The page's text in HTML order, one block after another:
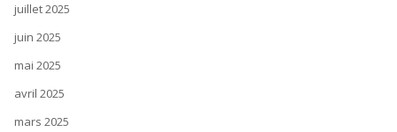
juillet 2025
juin 2025
mai 2025
avril 2025
mars 2025